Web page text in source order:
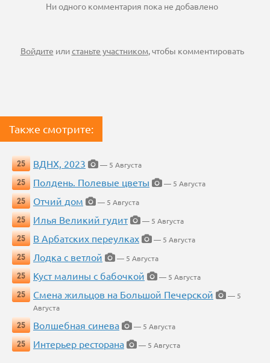
Ни одного комментария пока не добавлено
Войдите илистаньте участником, чтобы комментировать
Также смотрите:
25 ВДНХ, 2023
— 5 Августа
25
Полдень. Полевые цветы
— 5 Августа
25
Отчий дом
— 5 Августа
25
Илья Великий гудит
— 5 Августа
25
В Арбатских переулках
— 5 Августа
25
Лодка с ветлой
— 5 Августа
25
Куст малины с бабочкой
— 5 Августа
25
Смена жильцов на Большой Печерской
— 5
Августа
25
Волшебная синева
— 5 Августа
25
Интерьер ресторана — 5 Августа